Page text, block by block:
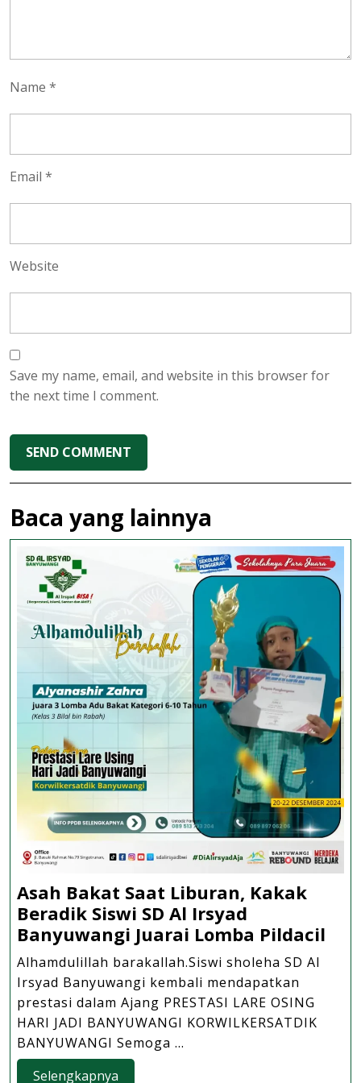
Name *
Email *
Website
Save my name, email, and website in this browser for
the next time I comment.
Baca yang lainnya
Asah Bakat Saat Liburan, Kakak
Beradik Siswi SD Al Irsyad
Banyuwangi Juarai Lomba Pildacil
Alhamdulillah barakallah.Siswi sholeha SD Al
Irsyad Banyuwangi kembali mendapatkan
prestasi dalam Ajang PRESTASI LARE OSING
HARI JADI BANYUWANGI KORWILKERSATDIK
BANYUWANGI Semoga ...
Selengkapnya